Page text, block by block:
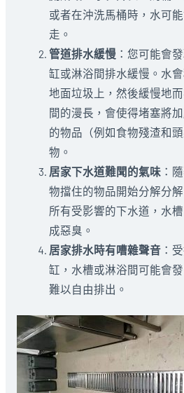
或者在沖洗馬桶時，水可
走。
管道排水緩慢 ：您可能會
缸或淋浴間排水緩慢。水
地面垃圾上，然後緩慢地
間的漫長，會使得堵塞將
的物品（例如食物殘渣和
物。
居家下水道難聞的氣味 ：
物擋住的物品開始分解分
所有受影響的下水道，水
成惡臭。
居家排水時有嘈雜聲音 ：
缸，水槽或淋浴間可能會
難以自由排出。